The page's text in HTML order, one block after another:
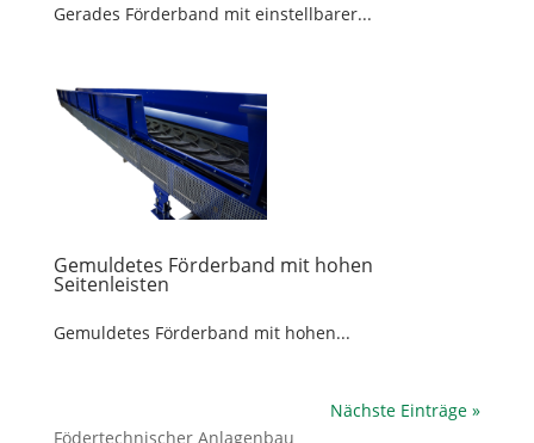
Gerades Förderband mit einstellbarer...
Gemuldetes Förderband mit hohen
Seitenleisten
Gemuldetes Förderband mit hohen...
Nächste Einträge »
Födertechnischer Anlagenbau